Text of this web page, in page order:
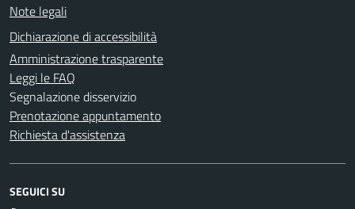
Note legali
Dichiarazione di accessibilità
Amministrazione trasparente
Leggi le FAQ
Segnalazione disservizio
Prenotazione appuntamento
Richiesta d'assistenza
SEGUICI SU